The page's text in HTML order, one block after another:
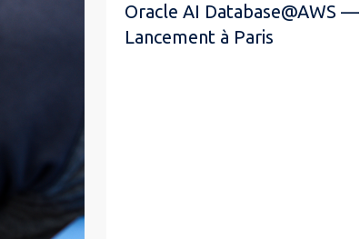
Oracle AI Database@AWS —
Lancement à Paris